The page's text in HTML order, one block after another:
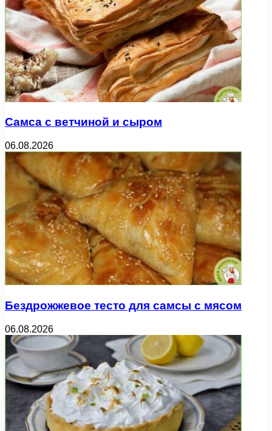
Самса с ветчиной и сыром
06.08.2026
Бездрожжевое тесто для самсы с мясом
06.08.2026